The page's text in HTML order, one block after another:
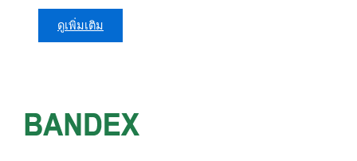
ดูเพิ่มเติม